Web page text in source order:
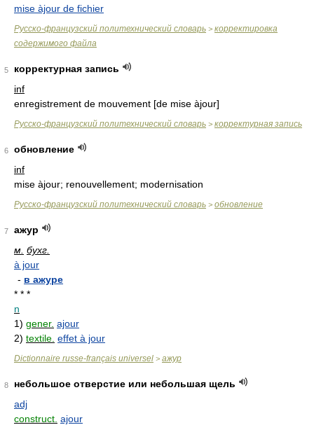
mise àjour de fichier
Русско-французский политехнический словарь > корректировка
содержимого файла
5
корректурная запись
inf
enregistrement de mouvement [de mise àjour]
Русско-французский политехнический словарь > корректурная запись
6
обновление
inf
mise àjour; renouvellement; modernisation
Русско-французский политехнический словарь > обновление
7
ажур
м. бухг.
à jour
- в ажуре
* * *
n
1) gener. ajour
2) textile. effet à jour
Dictionnaire russe-français universel > ажур
8
небольшое отверстие или небольшая щель
adj
construct. ajour